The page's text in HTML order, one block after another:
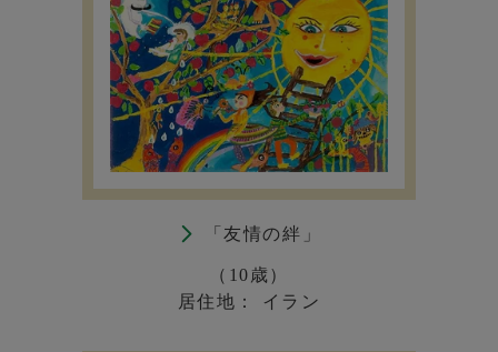
「友情の絆」
（10歳）
居住地： イラン